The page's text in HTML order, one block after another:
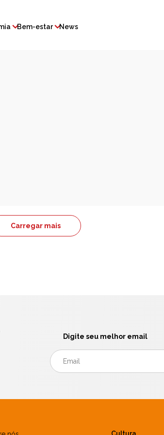
Bem-estar News
Carregar mais
Digite seu melhor email